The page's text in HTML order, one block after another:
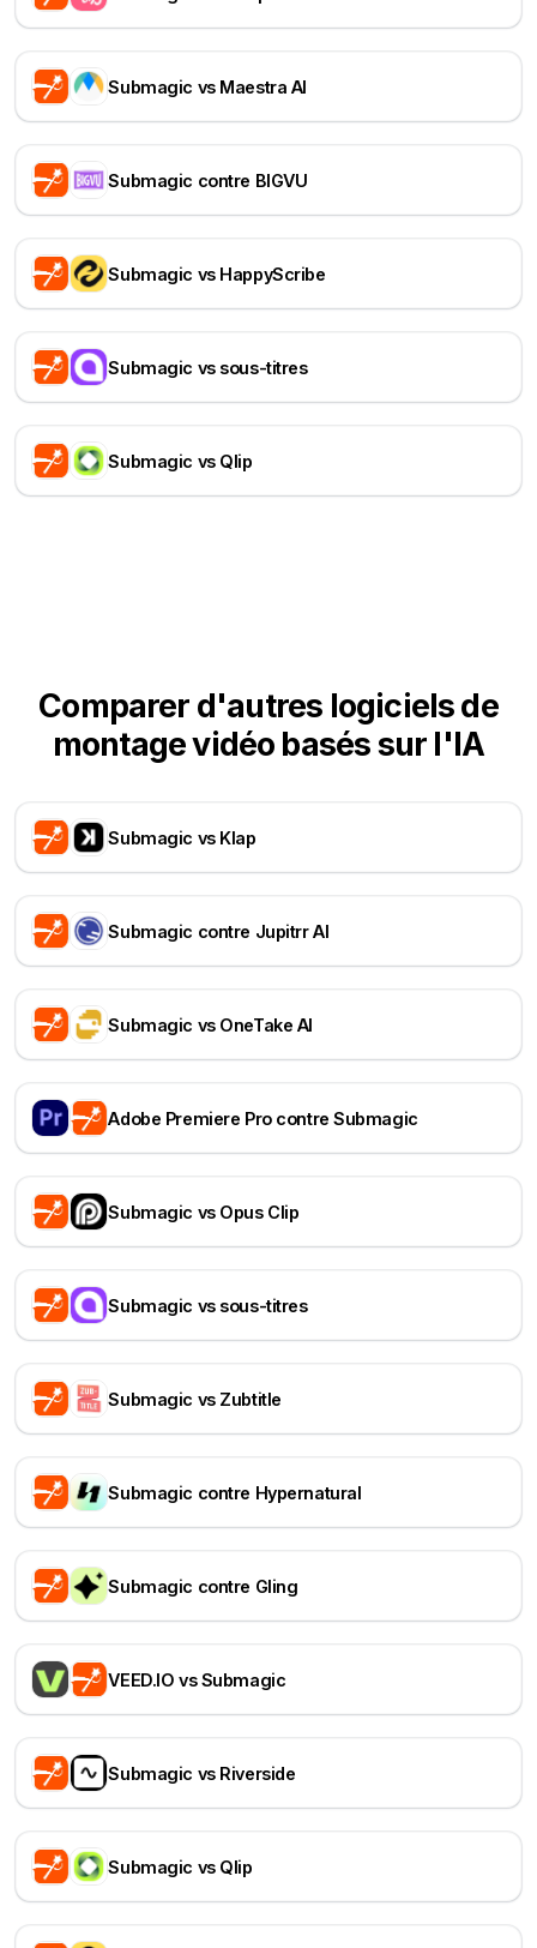
Submagic vs Maestra AI
Submagic contre BIGVU
Submagic vs HappyScribe
Submagic vs sous-titres
Submagic vs Qlip
Comparer d'autres logiciels de
montage vidéo basés sur l'IA
Submagic vs Klap
Submagic contre Jupitrr AI
Submagic vs OneTake AI
Adobe Premiere Pro contre Submagic
Submagic vs Opus Clip
Submagic vs sous-titres
Submagic vs Zubtitle
Submagic contre Hypernatural
Submagic contre Gling
VEED.IO vs Submagic
Submagic vs Riverside
Submagic vs Qlip